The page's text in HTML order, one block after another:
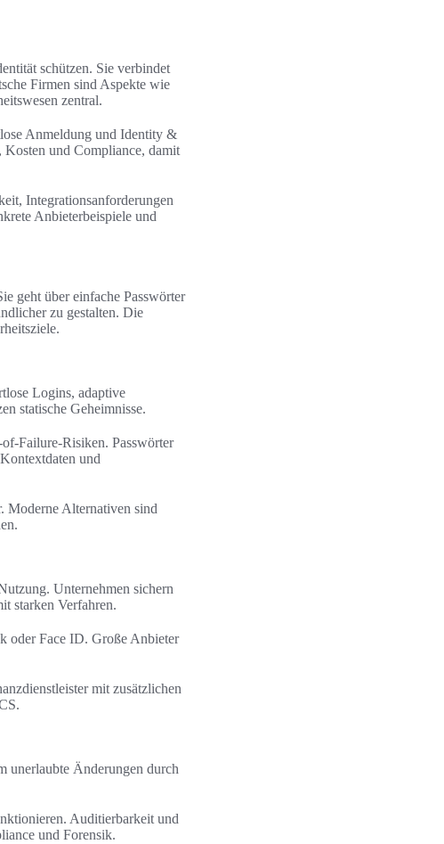
schützen. Sie verbindet
Firmen sind Aspekte wie
zentral.
Anmeldung und Identity &
Kosten und Compliance, damit
Integrationsanforderungen
Anbieterbeispiele und
geht über einfache Passwörter
zu gestalten. Die
Logins, adaptive
statische Geheimnisse.
Failure-Risiken. Passwörter
und
Moderne Alternativen sind
Unternehmen sichern
starken Verfahren.
oder Face ID. Große Anbieter
mit zusätzlichen
unerlaubte Änderungen durch
Auditierbarkeit und
und Forensik.